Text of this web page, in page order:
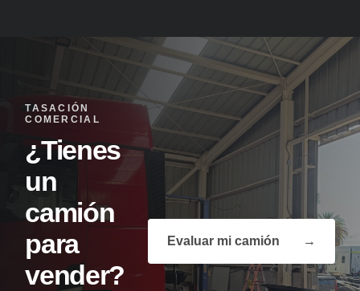
TASACIÓN
COMERCIAL
¿Tienes
un
camión
para
vender?
Evaluar mi camión →